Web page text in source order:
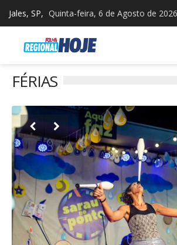
Jales, SP, Quinta-feira, 6 de Agosto de 2026
FÉRIAS
 